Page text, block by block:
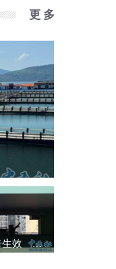
更 多
酷熱天氣警告生效 本港高溫持續至下周